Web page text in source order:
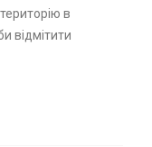
в
відмітити